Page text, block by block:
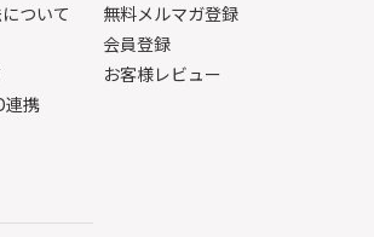
ついて
連携
無料メルマガ登録
会員登録
お客様レビュー